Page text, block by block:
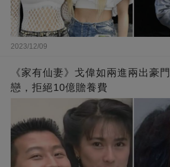
2023/12/09
《家有仙妻》戈偉如兩進兩出豪
戀，拒絕10億贍養費